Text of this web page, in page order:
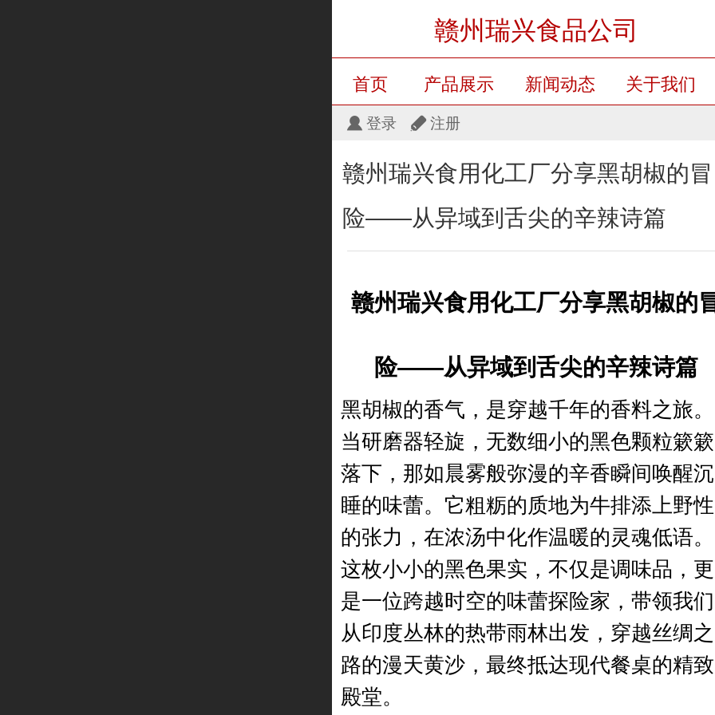
赣州瑞兴食品公司
首页 产品展示 新闻动态 关于我们
留言板 产品展示
登录 注册
赣州瑞兴食用化工厂分享黑胡椒的冒
险——从异域到舌尖的辛辣诗篇
赣州瑞兴食用化工厂分享黑胡椒的
险——从异域到舌尖的辛辣诗篇
黑胡椒的香气，是穿越千年的香料之旅。
当研磨器轻旋，无数细小的黑色颗粒簌簌
落下，那如晨雾般弥漫的辛香瞬间唤醒沉
睡的味蕾。它粗粝的质地为牛排添上野性
的张力，在浓汤中化作温暖的灵魂低语。
这枚小小的黑色果实，不仅是调味品，更
是一位跨越时空的味蕾探险家，带领我们
从印度丛林的热带雨林出发，穿越丝绸之
路的漫天黄沙，最终抵达现代餐桌的精致
殿堂。